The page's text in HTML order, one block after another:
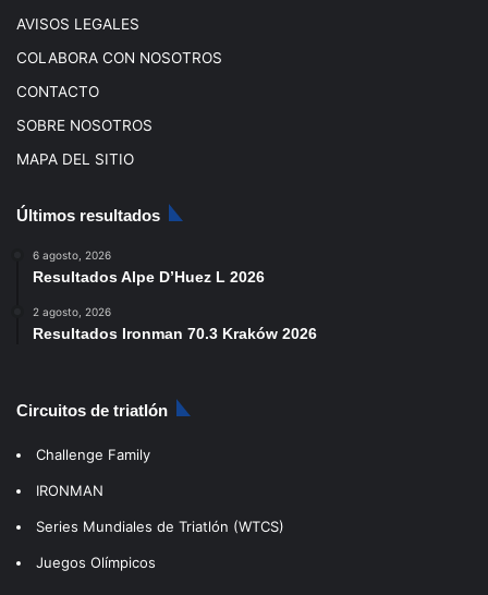
AVISOS LEGALES
COLABORA CON NOSOTROS
CONTACTO
SOBRE NOSOTROS
MAPA DEL SITIO
Últimos resultados
6 agosto, 2026
Resultados Alpe D’Huez L 2026
2 agosto, 2026
Resultados Ironman 70.3 Kraków 2026
Circuitos de triatlón
Challenge Family
IRONMAN
Series Mundiales de Triatlón (WTCS)
Juegos Olímpicos